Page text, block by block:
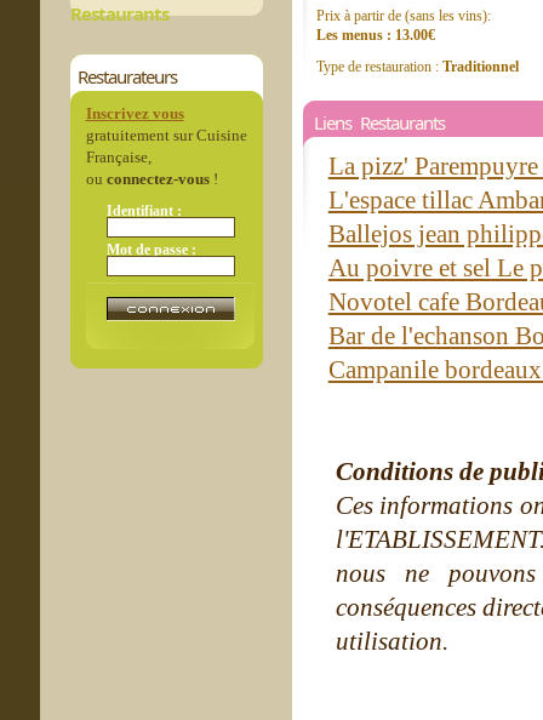
Restaurants
Restaurateurs
Inscrivez vous
gratuitement sur Cuisine
Française,
ou connectez-vous!
Identifiant :
Mot de passe :
Prix à partir de (sans les vins):
Les menus : 13.00€
Type de restauration : Traditionnel
Liens Restaurants
La pizz' Parempuyre
L'espace tillac
Ballejos jean
Au poivre et sel Le
Novotel cafe
Bar de l'echanson
Campanile
Conditions de
Ces informations
nous ne
conséquences
utilisation.